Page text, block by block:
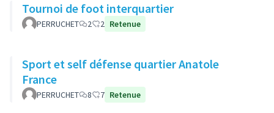
Tournoi de foot interquartier
PERRUCHET 2 2 Retenue
Sport et self défense quartier Anatole
France
PERRUCHET 8 7 Retenue